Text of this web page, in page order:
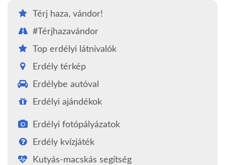
Térj haza, vándor!
#Térjhazavándor
Top erdélyi látnivalók
Erdély térkép
Erdélybe autóval
Erdélyi ajándékok
Erdélyi fotópályázatok
Erdély kvízjáték
Kutyás-macskás segítség